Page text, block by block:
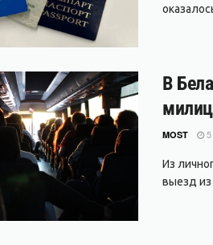
В
MOST 5
Из
выезд